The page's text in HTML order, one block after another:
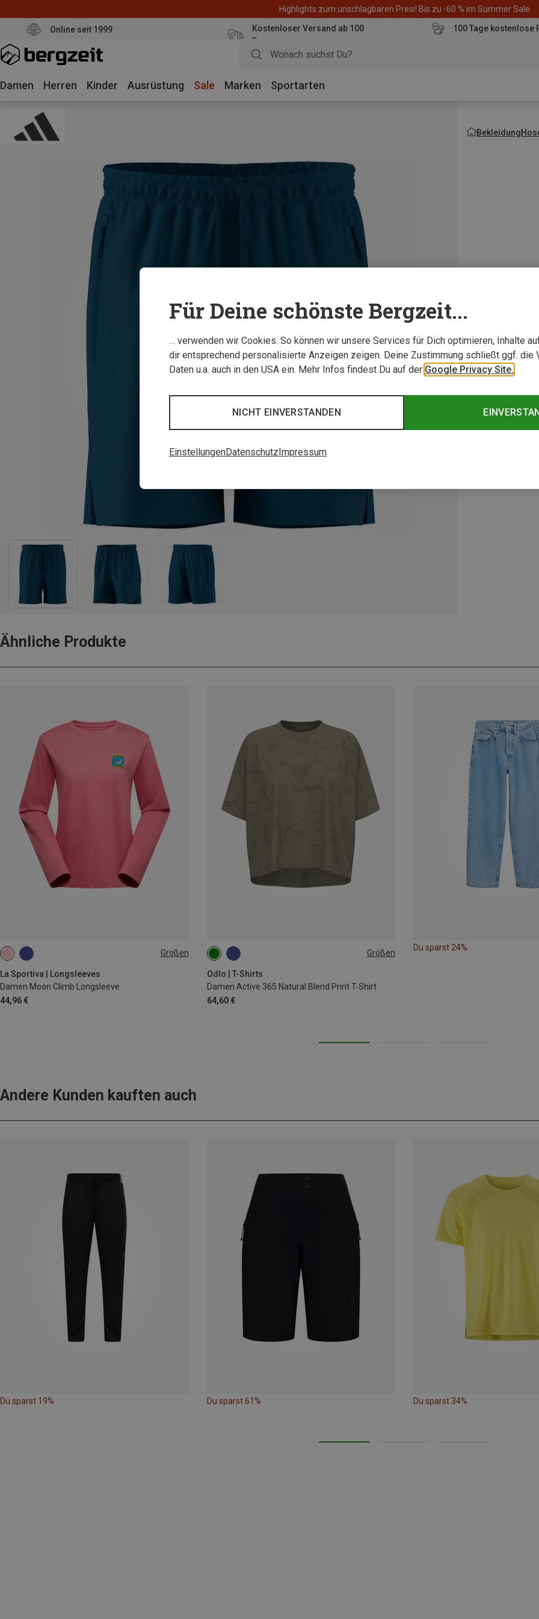
Highlights zum unschlagbaren Preis! Bis zu -60 % im Summer Sale
Online seit 1999
Kostenloser Versand ab 100
Euro
100 Tage kostenlose
Damen Herren Kinder Ausrüstung Sale Marken Sportarten
Bekleidung
Ähnliche Produkte
Größen
La Sportiva | Longsleeves
Damen Moon Climb Longsleeve
44,96 €
XS S Größen
Odlo | T-Shirts
Damen Active 365 Natural Blend Print T-Shirt
64,60 €
XS
Du sparst 24%
Andere Kunden kauften auch
Du sparst 19% Du sparst 61% Du sparst 34%
Für Deine schönste Bergzeit...
… verwenden wir Cookies. So können wir unsere Services für Dich optimieren, Inhalte
dir entsprechend personalisierte Anzeigen zeigen. Deine Zustimmung schließt ggf. die
Daten u.a. auch in den USA ein. Mehr Infos findest Du auf der Google Privacy Site.
NICHT EINVERSTANDEN
EinstellungenDatenschutzImpressum